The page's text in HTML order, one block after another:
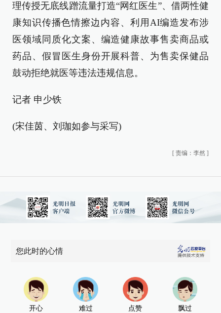
理传授无底线蹭流量打造“网红医生”、借两性健
康知识传播色情擦边内容、利用AI编造发布涉
医领域同质化文案、编造健康故事售卖商品或
药品、假冒医生身份开展科普、为售卖保健品
鼓动拒绝就医等违法违规信息。
记者 申少铁
(宋佳茵、刘珈如参与采写)
[ 责编：李然 ]
您此时的心情
开心 难过 点赞 飘过